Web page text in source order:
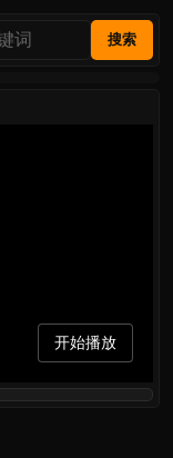
搜索
开始播放